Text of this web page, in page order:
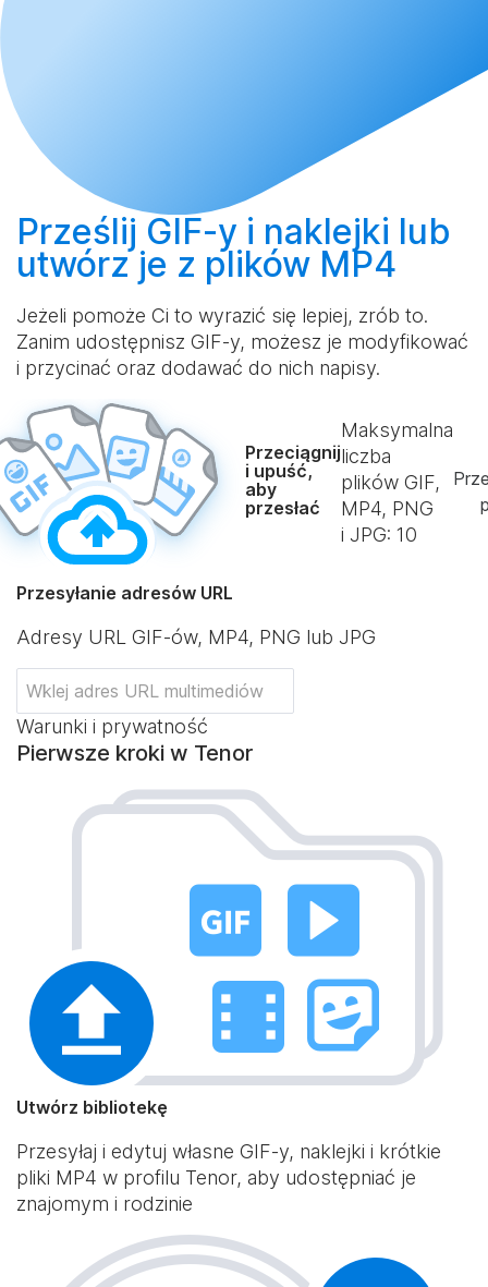
Prześlij GIF-y i naklejki lub
utwórzje z plików MP4
Jeżeli pomoże Ci to wyrazić się lepiej, zrób to.
Zanim udostępnisz GIF-y, możesz je modyfikować
i przycinać oraz dodawać do nich napisy.
Przeciągnij
i upuść,
aby
przesłać
Maksymalna
liczba
plików GIF,
MP4, PNG
i JPG: 10
Przesyłanie adresów URL
Adresy URL GIF-ów, MP4, PNG lub JPG
Warunki i prywatność
Pierwsze kroki w Tenor
Utwórz bibliotekę
Przesyłaj i edytuj własne GIF-y, naklejki i krótkie
pliki MP4 w profilu Tenor, aby udostępniać je
znajomym i rodzinie